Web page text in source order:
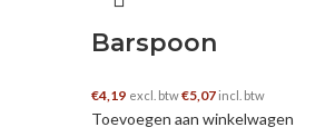
Barspoon
€4,19 excl. btw€5,07 incl. btw
Toevoegen aan winkelwagen